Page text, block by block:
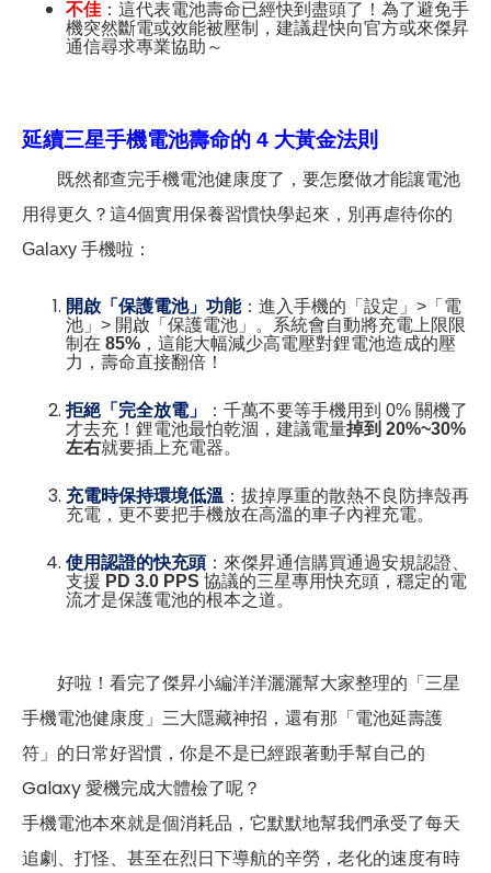
不佳 ：這代表電池壽命已經快到盡頭了！為了避免手
機突然斷電或效能被壓制，建議趕快向官方或來傑昇
通信尋求專業協助～
延續三星手機電池壽命的 4 大黃金法則
既然都查完手機電池健康度了，要怎麼做才能讓電池
用得更久？這4個實用保養習慣快學起來，別再虐待你的
Galaxy 手機啦：
開啟「保護電池」功能：進入手機的「設定」>「電
池」> 開啟「保護電池」。系統會自動將充電上限限
制在 85% ，這能大幅減少高電壓對鋰電池造成的壓
力，壽命直接翻倍！
拒絕「完全放電」
：千萬不要等手機用到 0% 關機了
才去充！鋰電池最怕乾涸，建議電量掉到 20%~30%
左右就要插上充電器。
充電時保持環境低溫 ：拔掉厚重的散熱不良防摔殼再
充電，更不要把手機放在高溫的車子內裡充電。
使用認證的快充頭 ：來傑昇通信購買通過安規認證、
支援 PD 3.0 PPS 協議的三星專用快充頭，穩定的電
流才是保護電池的根本之道。
好啦！看完了傑昇小編洋洋灑灑幫大家整理的「三星
手機電池健康度」三大隱藏神招，還有那「電池延壽護
符」的日常好習慣，你是不是已經跟著動手幫自己的
Galaxy 愛機完成大體檢了呢？
手機電池本來就是個消耗品，它默默地幫我們承受了每天
追劇、打怪、甚至在烈日下導航的辛勞，老化的速度有時